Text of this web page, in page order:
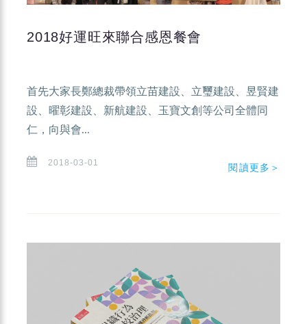
2018好運旺來聯合感恩餐會
首先大家長鄭總裁帶領立苗建設、立璽建設、昱賢建
設、曜彰建設、新航建設、玉寶文創等公司全體同
仁，向與會...
2018-03-01 閱讀更多＞